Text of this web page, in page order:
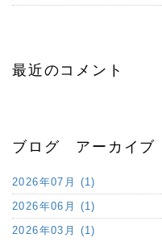
最近のコメント
ブログ アーカイブ
2026年07月 (1)
2026年06月 (1)
2026年03月 (1)